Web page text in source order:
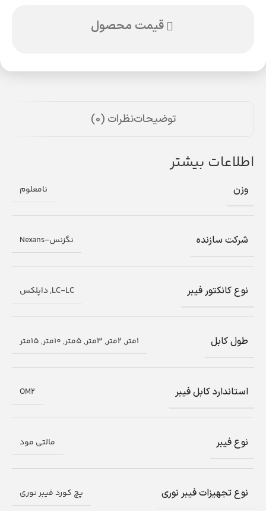
قیمت محصول
توضیحاتنظرات (0)
اطلاعات بیشتر
وزن نامعلوم
شرکت سازنده نگزنس-Nexans
نوع کانکتور فیبر LC-LC, داپلکس
طول کابل 1متر, 2متر, 3متر, 5متر, 10متر, 15متر
استاندارد کابل فیبر OM2
نوع فیبر مالتی مود
نوع تجهیزات فیبر نوری پچ کورد فیبر نوری